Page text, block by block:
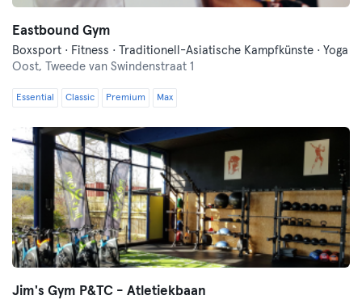
Eastbound Gym
Boxsport · Fitness · Traditionell-Asiatische Kampfkünste · Yoga
Oost,
Tweede van Swindenstraat 1
Essential Classic Premium Max
Jim's Gym P&TC - Atletiekbaan